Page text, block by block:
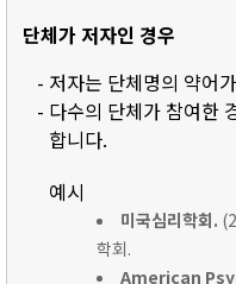
단체가 저자인 경우
- 저자는 단체명의 약어
- 다수의 단체가 참여한
합니다.
예시
미국심리학회.
학회.
American